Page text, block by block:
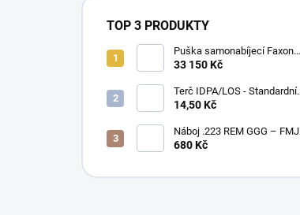
TOP 3 PRODUKTY
Puška samonabíjecí Faxon
Ascent pro AR-15 .223 Rem
33 150 Kč
Terč IDPA/LOS - Standardní
velikost
14,50 Kč
Náboj .223 REM GGG – FMJ
55gr / PAPÍROVÉ BALENÍ
680 Kč